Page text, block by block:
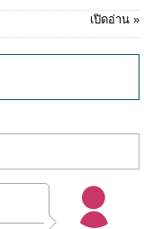
เปิดอ่าน »